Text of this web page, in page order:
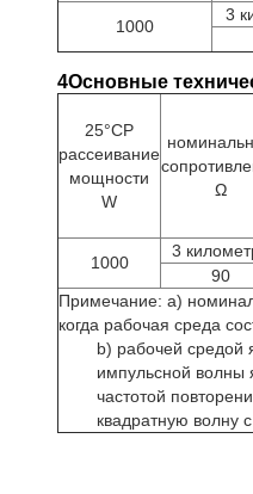
1000
3
4Основные
25°СР
рассеивание
мощности
W
Ω
1000
3
90
Примечание: а)
когда рабочая среда
b) рабочей средой
импульсной волны
частотой
квадратную волну